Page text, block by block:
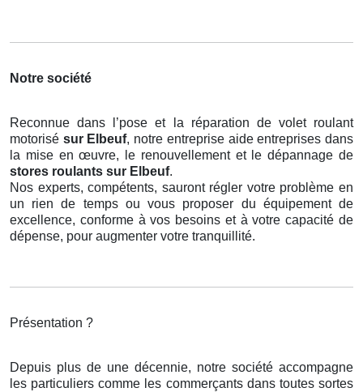
Notre société
Reconnue dans l’pose et la réparation de volet roulant
motorisé sur Elbeuf, notre entreprise aide entreprises dans
la mise en œuvre, le renouvellement et le dépannage de
stores roulants sur Elbeuf.
Nos experts, compétents, sauront régler votre problème en
un rien de temps ou vous proposer du équipement de
excellence, conforme à vos besoins et à votre capacité de
dépense, pour augmenter votre tranquillité.
Présentation ?
Depuis plus de une décennie, notre société accompagne
les particuliers comme les commerçants dans toutes sortes